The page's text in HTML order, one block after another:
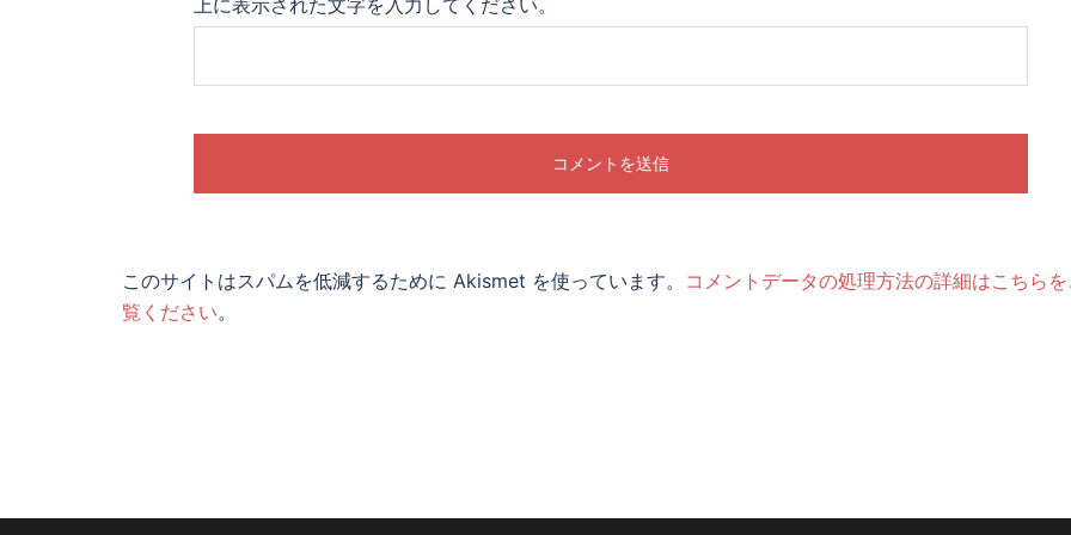
このサイトはスパムを低減するために Akismet を使っています。 コメントデータの処理方法の詳細はこちら
覧ください。